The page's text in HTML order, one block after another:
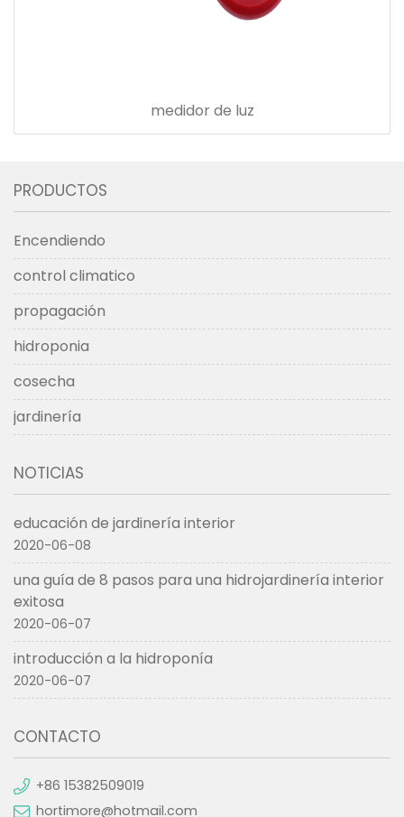
medidor de luz
PRODUCTOS
Encendiendo
control climatico
propagación
hidroponia
cosecha
jardinería
NOTICIAS
educación de jardinería interior
2020-06-08
una guía de 8 pasos para una hidrojardinería interior
exitosa
2020-06-07
introducción a la hidroponía
2020-06-07
CONTACTO
+86 15382509019
hortimore@hotmail.com